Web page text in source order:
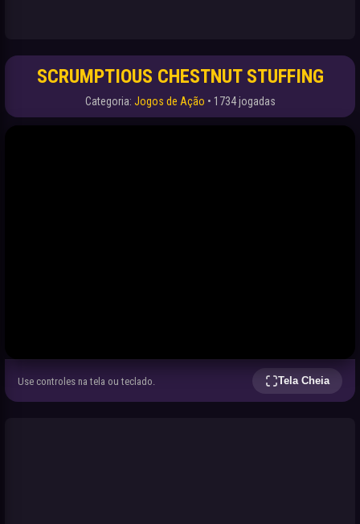
SCRUMPTIOUS CHESTNUT STUFFING
Categoria: Jogos de Ação • 1734 jogadas
Use controles na tela ou teclado. Tela Cheia